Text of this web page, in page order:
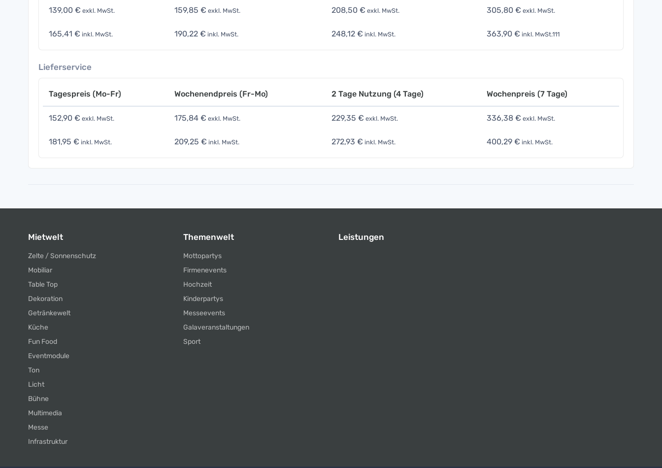
139,00 € exkl. MwSt. 159,85 € exkl. MwSt. 208,50 € exkl. MwSt. 305,80 € exkl. MwSt.
165,41 € inkl. MwSt. 190,22 € inkl. MwSt. 248,12 € inkl. MwSt. 363,90 € inkl. MwSt.111
Lieferservice
Tagespreis (Mo-Fr) Wochenendpreis (Fr-Mo) 2 Tage Nutzung (4 Tage) Wochenpreis (7 Tage)
152,90 € exkl. MwSt. 175,84 € exkl. MwSt. 229,35 € exkl. MwSt. 336,38 € exkl. MwSt.
181,95 € inkl. MwSt. 209,25 € inkl. MwSt. 272,93 € inkl. MwSt. 400,29 € inkl. MwSt.
Mietwelt
Zelte / Sonnenschutz
Mobiliar
Table Top
Dekoration
Getränkewelt
Küche
Fun Food
Eventmodule
Ton
Licht
Bühne
Multimedia
Messe
Infrastruktur
Themenwelt
Mottopartys
Firmenevents
Hochzeit
Kinderpartys
Messeevents
Galaveranstaltungen
Sport
Leistungen